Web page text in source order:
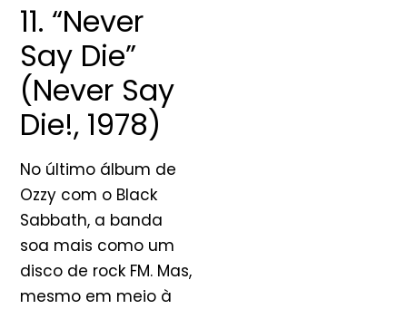
11. “Never
Say Die”
(Never Say
Die!, 1978)
No último álbum de
Ozzy com o Black
Sabbath, a banda
soa mais como um
disco de rock FM. Mas,
mesmo em meio à